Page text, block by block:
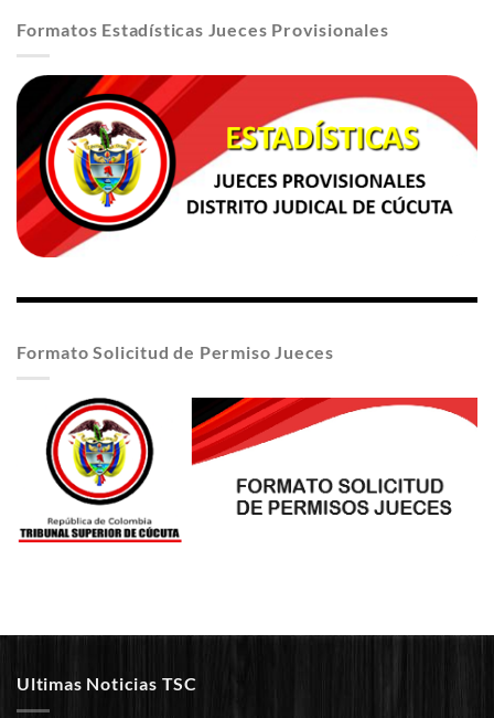
Formatos Estadísticas Jueces Provisionales
Formato Solicitud de Permiso Jueces
Ultimas Noticias TSC